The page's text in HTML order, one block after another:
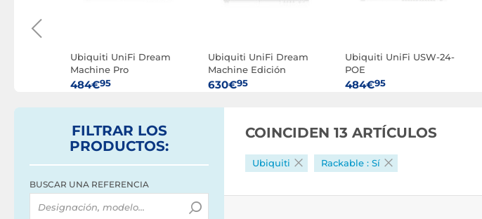
Ubiquiti UniFi Dream
Machine Pro
484€95
Ubiquiti UniFi Dream
Machine Edición
Especial
630€95
Ubiquiti UniFi USW-24-
POE
484€95
FILTRAR LOS
PRODUCTOS:
BUSCAR UNA REFERENCIA
COINCIDEN 13 ARTÍCULOS
Ubiquiti Rackable : Sí